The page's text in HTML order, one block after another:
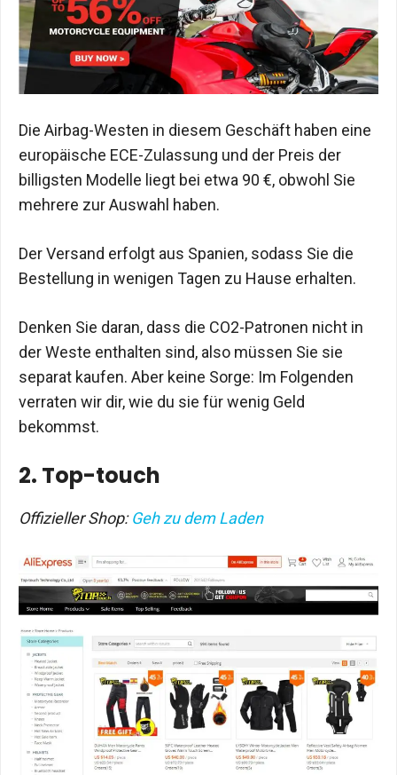
Die Airbag-Westen in diesem Geschäft haben eine
europäische ECE-Zulassung und der Preis der
billigsten Modelle liegt bei etwa 90 €, obwohl Sie
mehrere zur Auswahl haben.
Der Versand erfolgt aus Spanien, sodass Sie die
Bestellung in wenigen Tagen zu Hause erhalten.
Denken Sie daran, dass die CO2-Patronen nicht in
der Weste enthalten sind, also müssen Sie sie
separat kaufen. Aber keine Sorge: Im Folgenden
verraten wir dir, wie du sie für wenig Geld
bekommst.
2. Top-touch
Offizieller Shop:Geh zu dem Laden